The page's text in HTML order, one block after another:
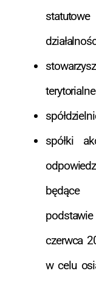
spółki
będące
czerwca
w celu